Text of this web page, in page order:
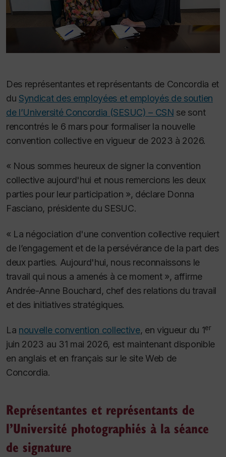
Des représentantes et représentants de Concordia et
du Syndicat des employées et employés de soutien
de l’Université Concordia (SESUC) – CSN se sont
rencontrés le 6 mars pour formaliser la nouvelle
convention collective en vigueur de 2023 à 2026.
« Nous sommes heureux de signer la convention
collective aujourd'hui et nous remercions les deux
parties pour leur participation », déclare Donna
Fasciano, présidente du SESUC.
« La négociation d'une convention collective requiert
de l’engagement et de la persévérance de la part des
deux parties. Aujourd'hui, nous reconnaissons le
travail qui nous a amenés à ce moment », affirme
Andrée-Anne Bouchard, chef des relations du travail
et des initiatives stratégiques.
La nouvelle convention collective, en vigueur du 1er
juin 2023 au 31 mai 2026, est maintenant disponible
en anglais et en français sur le site Web de
Concordia.
Représentantes et représentants de
l’Université photographiés à la séance
de signature